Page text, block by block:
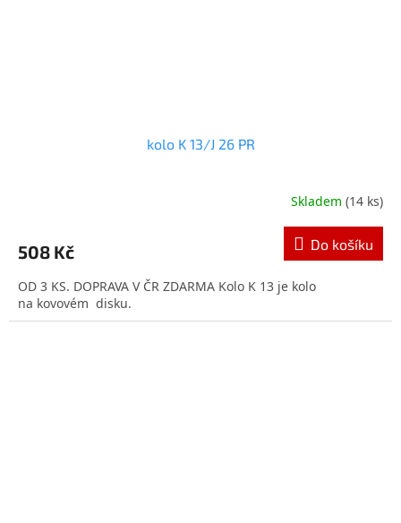
kolo K 13/J 26 PR
je
z
5
hvězdiček.
Skladem(14 ks)
508 Kč Do košíku
OD 3 KS. DOPRAVA V ČR ZDARMA Kolo K 13 je kolo
na kovovém disku.